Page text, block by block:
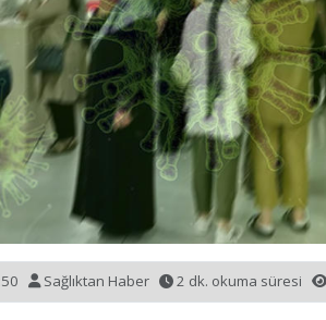
Sağlıktan Haber 2 dk. okuma süresi